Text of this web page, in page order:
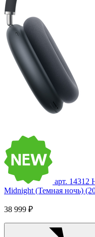
арт. 14312
Midnight (Темная ночь)
38 999 ₽